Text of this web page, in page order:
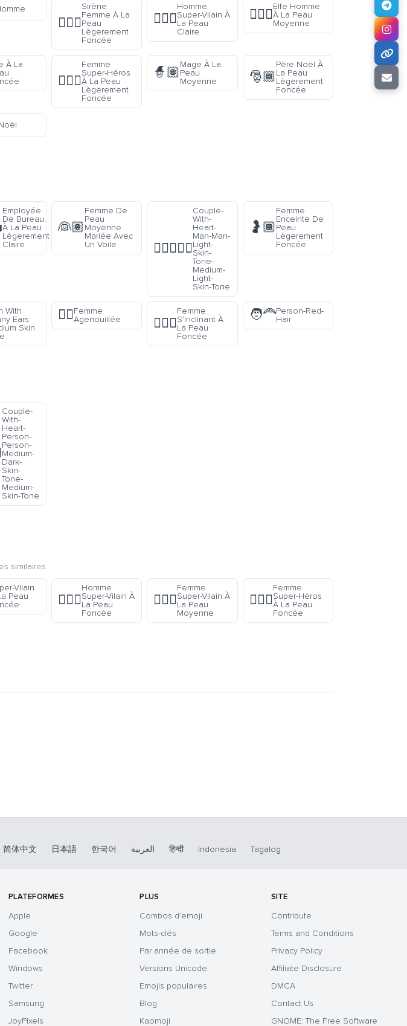
🧜🏾‍♀️
Sirène
Femme À La
Peau
Lègerement
Foncée
🦹🏻‍♂️
Homme
Super-Vilain À
La Peau
Claire
🧝🏽‍♂️
Elfe Homme
À La Peau
Moyenne
À La
🦸🏾‍♀️
Femme
Super-Héros
À La Peau
Lègerement
Foncée
🧙🏽
Mage À La
Peau
Moyenne
🎅🏾
Père Noël À
La Peau
Lègerement
Foncée
Employée
De Bureau
À La Peau
Lègerement
Claire
👰🏽
Femme De
Peau
Moyenne
Mariée Avec
Un Voile
👨🏻‍❤️‍👨🏼
Couple-
With-
Heart-
Man-Man-
Light-
Skin-
Tone-
Medium-
Light-
Skin-Tone
🤰🏾
Femme
Enceinte De
Peau
Lègerement
Foncée
With
Ears:
Skin
🧎‍♀️Femme
Agenouillée
🙇🏿‍♀️
Femme
S'inclinant À
La Peau
Foncée
🧑‍🦰Person-Red-
Hair
Couple-
With-
Heart-
Person-
Person-
Medium-
Dark-
Skin-
Tone-
Medium-
Skin-Tone
similaires.
Vilain
Peau
🦹🏿‍♂️
Homme
Super-Vilain À
La Peau
Foncée
🦹🏽‍♀️
Femme
Super-Vilain À
La Peau
Moyenne
🦸🏿‍♀️
Femme
Super-Héros
À La Peau
Foncée
简体中文 日本語 한국어 العربية हिन्दी Indonesia Tagalog
PLATEFORMES
Apple
Google
Facebook
Windows
Twitter
Samsung
JoyPixels
PLUS
Combos d'emoji
Mots-clés
Par année de sortie
Versions Unicode
Emojis populaires
Blog
Kaomoji
SITE
Contribute
Terms and Conditions
Privacy Policy
Affiliate Disclosure
DMCA
Contact Us
GNOME: The Free Software